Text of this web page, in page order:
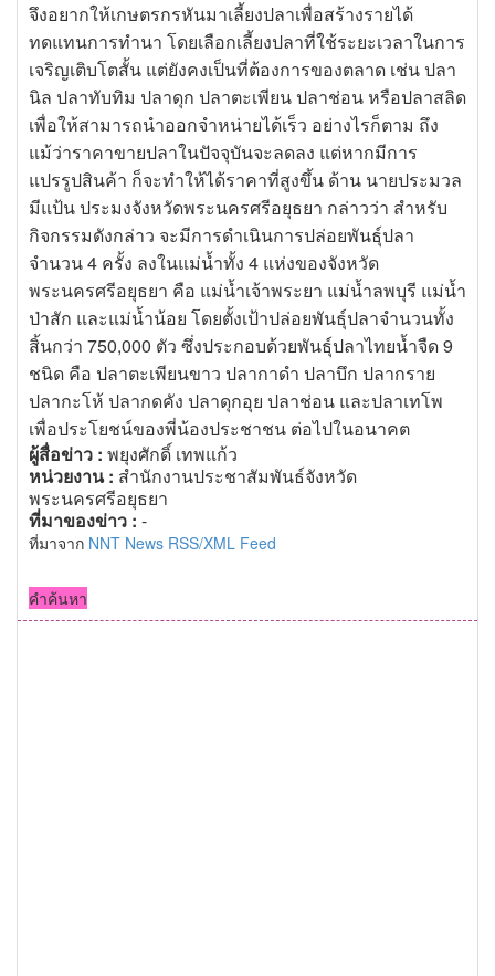
จึงอยากให้เกษตรกรหันมาเลี้ยงปลาเพื่อสร้างรายได้
ทดแทนการทำนา โดยเลือกเลี้ยงปลาที่ใช้ระยะเวลาในการ
เจริญเติบโตสั้น แต่ยังคงเป็นที่ต้องการของตลาด เช่น ปลา
นิล ปลาทับทิม ปลาดุก ปลาตะเพียน ปลาช่อน หรือปลาสลิด
เพื่อให้สามารถนำออกจำหน่ายได้เร็ว อย่างไรก็ตาม ถึง
แม้ว่าราคาขายปลาในปัจจุบันจะลดลง แต่หากมีการ
แปรรูปสินค้า ก็จะทำให้ได้ราคาที่สูงขึ้น ด้าน นายประมวล
มีแป้น ประมงจังหวัดพระนครศรีอยุธยา กล่าวว่า สำหรับ
กิจกรรมดังกล่าว จะมีการดำเนินการปล่อยพันธุ์ปลา
จำนวน 4 ครั้ง ลงในแม่น้ำทั้ง 4 แห่งของจังหวัด
พระนครศรีอยุธยา คือ แม่น้ำเจ้าพระยา แม่น้ำลพบุรี แม่น้ำ
ป่าสัก และแม่น้ำน้อย โดยตั้งเป้าปล่อยพันธุ์ปลาจำนวนทั้ง
สิ้นกว่า 750,000 ตัว ซึ่งประกอบด้วยพันธุ์ปลาไทยน้ำจืด 9
ชนิด คือ ปลาตะเพียนขาว ปลากาดำ ปลาบึก ปลากราย
ปลากะโห้ ปลากดคัง ปลาดุกอุย ปลาช่อน และปลาเทโพ
เพื่อประโยชน์ของพี่น้องประชาชน ต่อไปในอนาคต
ผู้สื่อข่าว : พยุงศักดิ์ เทพแก้ว
หน่วยงาน : สำนักงานประชาสัมพันธ์จังหวัด
พระนครศรีอยุธยา
ที่มาของข่าว : -
ที่มาจาก NNT News RSS/XML Feed
คำค้นหา